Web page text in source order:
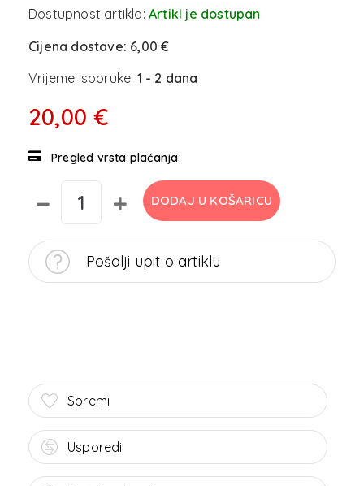
Dostupnost artikla: Artikl je dostupan
Cijena dostave: 6,00 €
Vrijeme isporuke: 1 - 2 dana
20,00 €
Pregled vrsta plaćanja
DODAJ U KOŠARICU
Pošalji upit o artiklu
Spremi
Usporedi